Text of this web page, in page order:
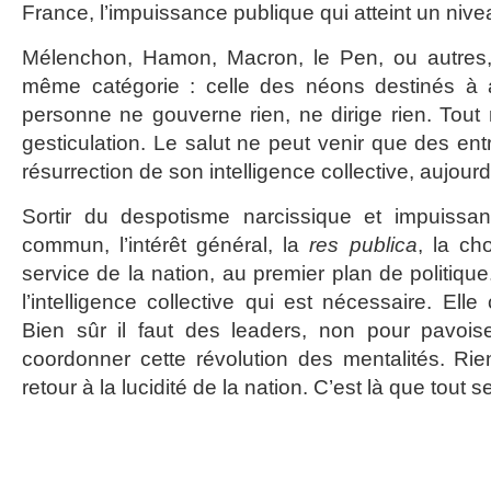
France, l’impuissance publique qui atteint un
Mélenchon, Hamon, Macron, le Pen, ou
même catégorie : celle des néons destinés à
personne ne gouverne rien, ne dirige rien. Tout
gesticulation. Le salut ne peut venir que des
résurrection de son intelligence collective,
Sortir du despotisme narcissique et
commun, l’intérêt général, lares publica, la
service de la nation, au premier plan de
l’intelligence collective qui est nécessaire.
Bien sûr il faut des leaders, non pour
coordonner cette révolution des mentalités.
retour à la lucidité de la nation. C’est là que tout